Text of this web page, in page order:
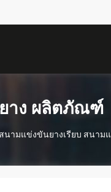
าง ผลิตภัณฑ์
นามแข่งขันยางเรียบ สนาม